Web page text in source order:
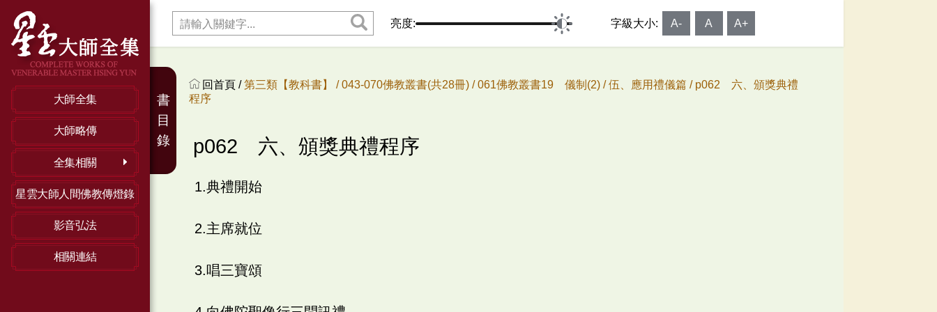
大師全集
大師略傳
全集相關
星雲大師人間佛教傳燈錄
影音弘法
相關連結
亮度: 字級大小: A- A A+
回首頁 /第三類【教科書】 /043-070佛教叢書(共28冊) /061佛教叢書19 儀制(2) /伍、應用禮儀篇 / p062 六、頒獎典禮
程序
p062 六、頒獎典禮程序
1.典禮開始
2.主席就位
3.唱三寶頌
書
目
錄